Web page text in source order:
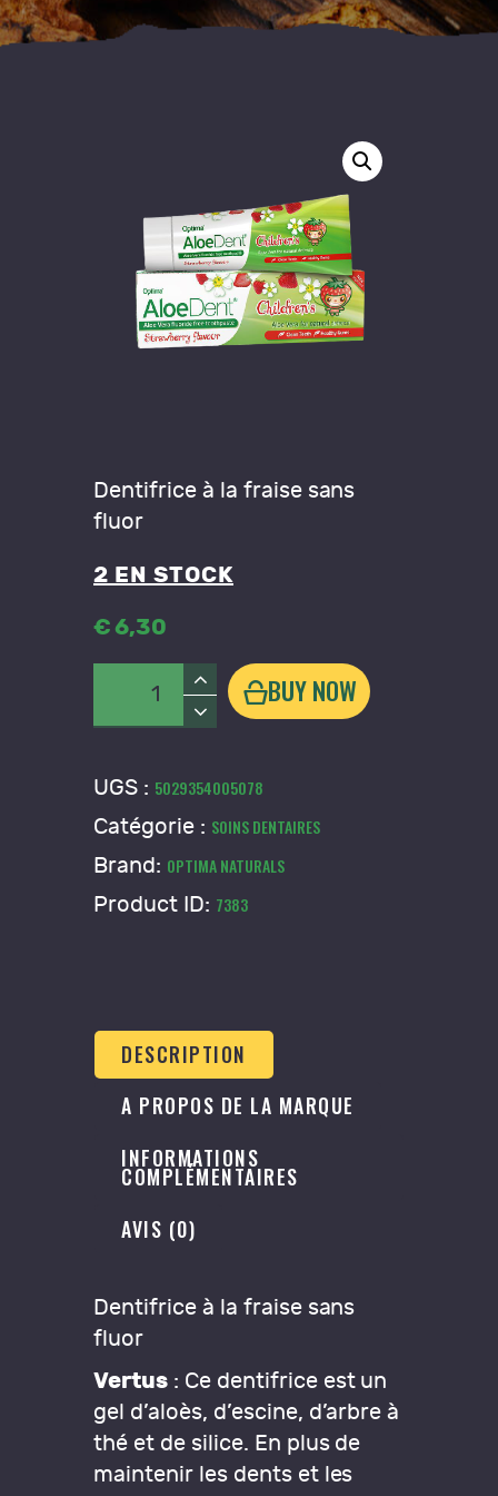
Dentifrice à la fraise sans
fluor
2 EN STOCK
€6,30
BUY NOW
UGS : 5029354005078
Catégorie : SOINS DENTAIRES
Brand: OPTIMA NATURALS
Product ID: 7383
DESCRIPTION
A PROPOS DE LA MARQUE
INFORMATIONS
COMPLÉMENTAIRES
AVIS (0)
Dentifrice à la fraise sans
fluor
Vertus: Ce dentifrice est un
gel d’aloès, d’escine, d’arbre à
thé et de silice. En plus de
maintenir les dents et les